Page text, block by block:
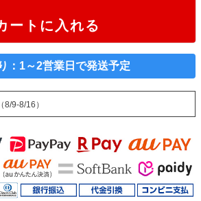
ートに入れる
：1～2営業日で発送予定
8/9-8/16）